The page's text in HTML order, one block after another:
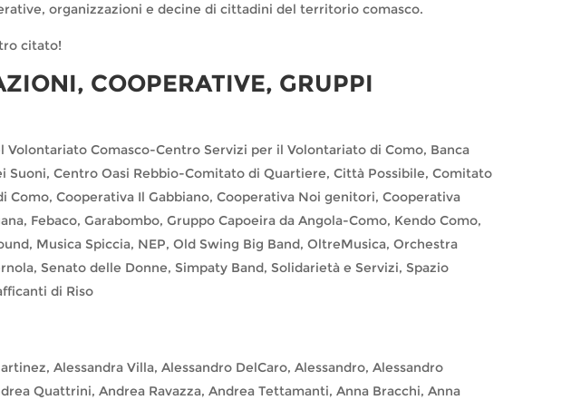
organizzazioni e decine di cittadini del territorio comasco.
citato!
COOPERATIVE, GRUPPI
Volontariato Comasco-Centro Servizi per il Volontariato di Como, Banca
Suoni, Centro Oasi Rebbio-Comitato di Quartiere, Città Possibile, Comitato
Cooperativa Il Gabbiano, Cooperativa Noi genitori, Cooperativa
Febaco, Garabombo, Gruppo Capoeira da Angola-Como, Kendo Como,
Musica Spiccia, NEP, Old Swing Big Band, OltreMusica, Orchestra
Senato delle Donne, Simpaty Band, Solidarietà e Servizi, Spazio
di Riso
Alessandra Villa, Alessandro DelCaro, Alessandro, Alessandro
Quattrini, Andrea Ravazza, Andrea Tettamanti, Anna Bracchi, Anna